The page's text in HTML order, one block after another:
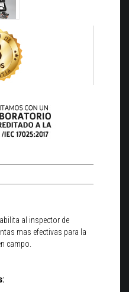
al inspector de
mas efectivas para la
campo.